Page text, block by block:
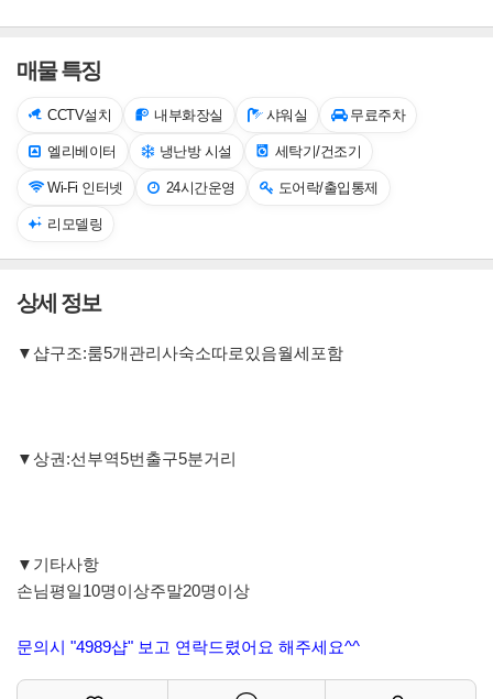
매물 특징
CCTV설치 내부화장실 샤워실 무료주차
엘리베이터 냉난방 시설 세탁기/건조기
Wi-Fi 인터넷 24시간운영 도어락/출입통제
리모델링
상세 정보
▼샵구조:룸5개관리사숙소따로있음월세포함
▼상권:선부역5번출구5분거리
▼기타사항
손님평일10명이상주말20명이상
문의시 "4989샵" 보고 연락드렸어요 해주세요^^